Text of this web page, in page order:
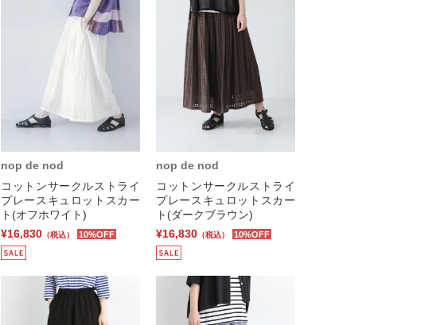
nop de nod
コットンサークルストライ
プレースキュロットスカー
ト(オフホワイト)
¥16,830 （税込） 10%OFF
nop de nod
コットンサークルストライ
プレースキュロットスカー
ト(ダークブラウン)
¥16,830 （税込） 10%OFF